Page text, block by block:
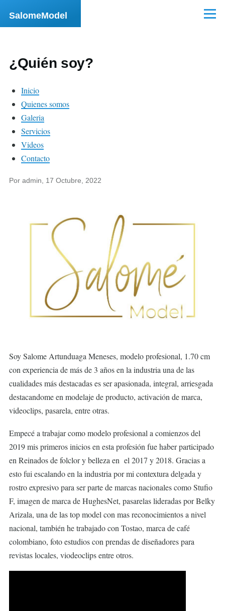
Pasar al contenido principal
SalomeModel Menú
¿Quién soy?
Inicio
Quienes somos
Galeria
Servicios
Videos
Contacto
Por admin , 17 Octubre, 2022
Soy Salome Artunduaga Meneses, modelo profesional, 1.70 cm
con experiencia de más de 3 años en la industria una de las
cualidades más destacadas es ser apasionada, integral, arriesgada
destacandome en modelaje de producto, activación de marca,
videoclips, pasarela, entre otras.
Empecé a trabajar como modelo profesional a comienzos del
2019 mis primeros inicios en esta profesión fue haber participado
en Reinados de folclor y belleza en el 2017 y 2018. Gracias a
esto fui escalando en la industria por mi contextura delgada y
rostro expresivo para ser parte de marcas nacionales como Stufio
F, imagen de marca de HughesNet, pasarelas lideradas por Belky
Arizala, una de las top model con mas reconocimientos a nivel
nacional, también he trabajado con Tostao, marca de café
colombiano, foto estudios con prendas de diseñadores para
revistas locales, viodeoclips entre otros.